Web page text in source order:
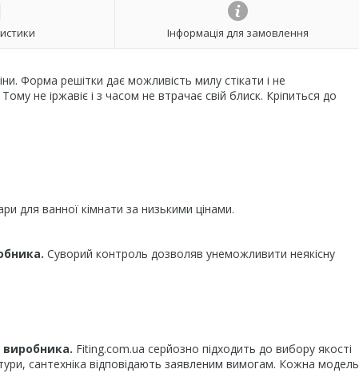
Інформація для замовлення
Форма решітки дає можливість милу стікати і не
не іржавіє і з часом не втрачає свій блиск. Кріпиться до
для ванної кімнати за низькими цінами.
Суворий контроль дозволяв унеможливити неякісну
Fiting.com.ua серйозно підходить до вибору якості
сантехніка відповідають заявленим вимогам. Кожна модель